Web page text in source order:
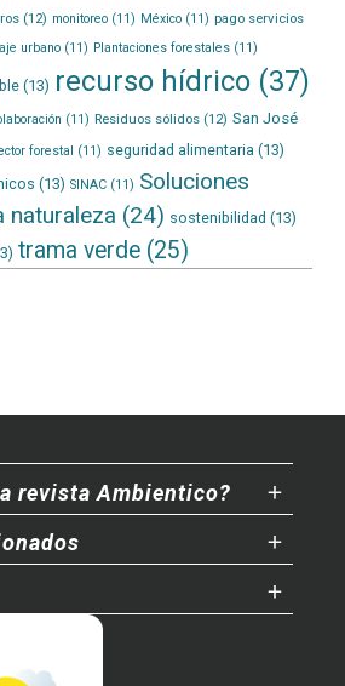
(12) monitoreo(11) México(11) pago servicios
urbano(11) Plantaciones forestales(11)
(13) recurso hídrico(37)
(11) Residuos sólidos(12) San José
forestal (11) seguridad alimentaria (13)
(13) SINAC(11) Soluciones
naturaleza (24) sostenibilidad (13)
trama verde(25)
revista Ambientico?